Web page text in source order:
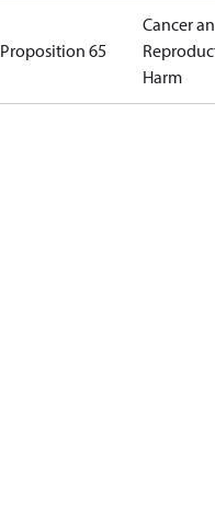
Proposition 65
Cancer
Harm